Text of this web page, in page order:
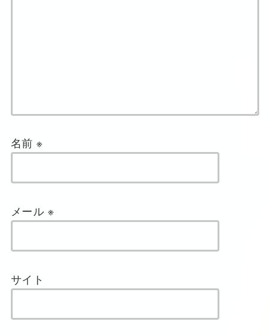
名前 ※
メール ※
サイト